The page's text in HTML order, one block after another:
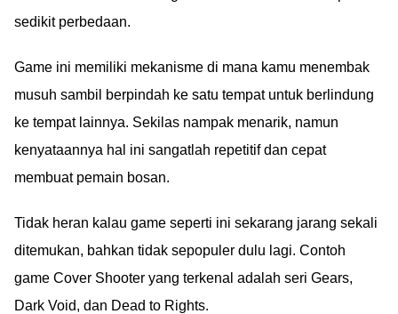
sedikit perbedaan.
Game ini memiliki mekanisme di mana kamu menembak
musuh sambil berpindah ke satu tempat untuk berlindung
ke tempat lainnya. Sekilas nampak menarik, namun
kenyataannya hal ini sangatlah repetitif dan cepat
membuat pemain bosan.
Tidak heran kalau game seperti ini sekarang jarang sekali
ditemukan, bahkan tidak sepopuler dulu lagi. Contoh
game Cover Shooter yang terkenal adalah seri Gears,
Dark Void, dan Dead to Rights.